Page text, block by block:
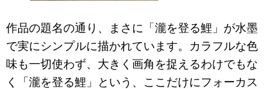
作品の題名の通り、まさに「瀧を登る鯉」が水墨
で実にシンプルに描かれています。カラフルな色
味も一切使わず、大きく画角を捉えるわけでもな
く「瀧を登る鯉」という、ここだけにフォーカス